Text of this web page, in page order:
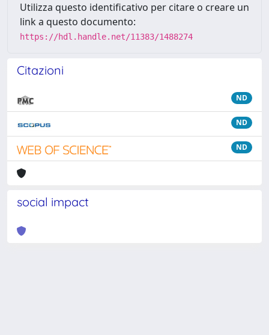
Utilizza questo identificativo per citare o creare un
link a questo documento:
https://hdl.handle.net/11383/1488274
Citazioni
ND
ND
ND
social impact